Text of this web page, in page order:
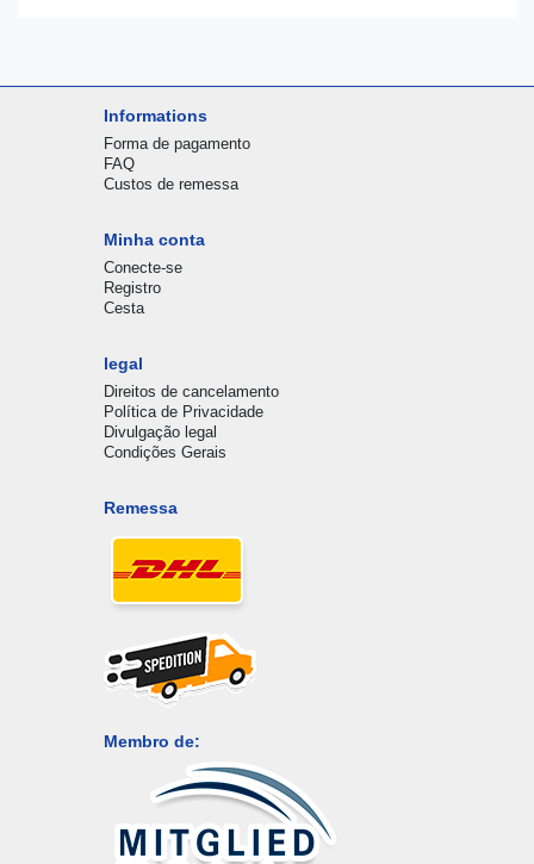
Informations
Forma de pagamento
FAQ
Custos de remessa
Minha conta
Conecte-se
Registro
Cesta
legal
Direitos de cancelamento
Política de Privacidade
Divulgação legal
Condições Gerais
Remessa
Membro de: